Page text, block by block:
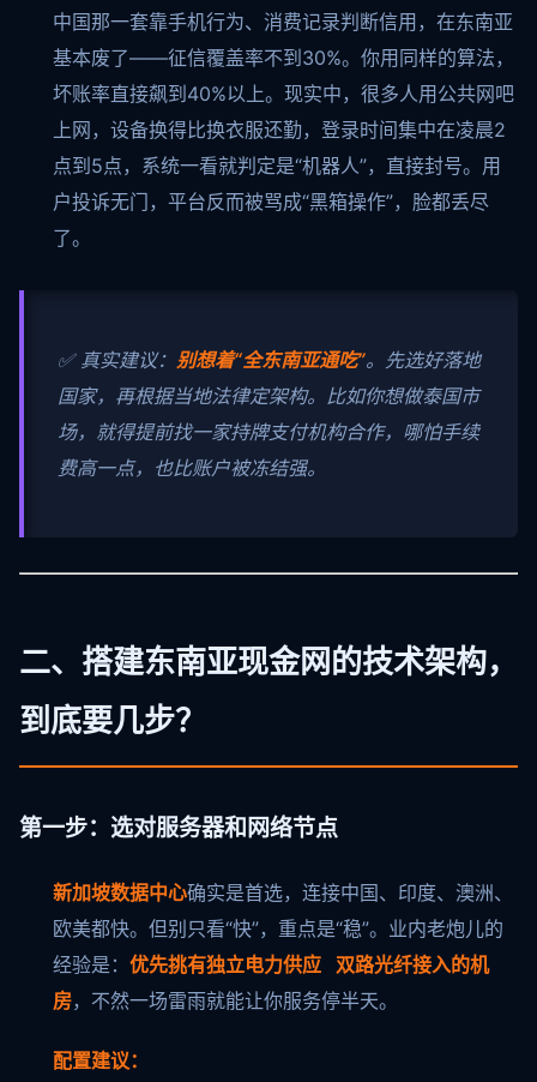
中国那一套靠手机行为、消费记录判断信用，在东南亚
基本废了——征信覆盖率不到30%。你用同样的算法，
坏账率直接飙到40%以上。现实中，很多人用公共网吧
上网，设备换得比换衣服还勤，登录时间集中在凌晨2
点到5点，系统一看就判定是“机器人”，直接封号。用
户投诉无门，平台反而被骂成“黑箱操作”，脸都丢尽
了。
✅ 真实建议： 别想着“全东南亚通吃”。先选好落地
国家，再根据当地法律定架构。比如你想做泰国市
场，就得提前找一家持牌支付机构合作，哪怕手续
费高一点，也比账户被冻结强。
二、搭建东南亚现金网的技术架构，
到底要几步？
第一步：选对服务器和网络节点
新加坡数据中心确实是首选，连接中国、印度、澳洲、
欧美都快。但别只看“快”，重点是“稳”。业内老炮儿的
经验是： 优先挑有独立电力供应 双路光纤接入的机
房，不然一场雷雨就能让你服务停半天。
配置建议：